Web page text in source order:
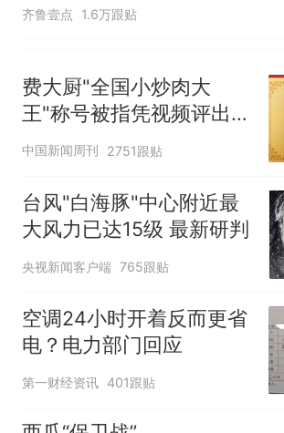
齐鲁壹点 1.6万跟贴
费大厨"全国小炒肉大
王"称号被指凭视频评出
官方回应
中国新闻周刊 2751跟贴
台风"白海豚"中心附近最
大风力已达15级 最新研判
央视新闻客户端 765跟贴
空调24小时开着反而更省
电？电力部门回应
第一财经资讯 401跟贴